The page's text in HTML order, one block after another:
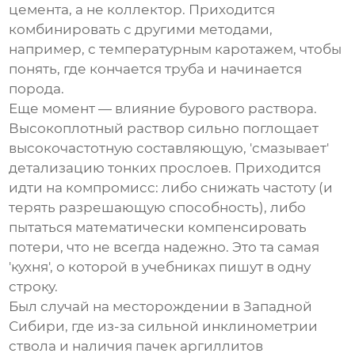
цемента, а не коллектор. Приходится
комбинировать с другими методами,
например, с температурным каротажем, чтобы
понять, где кончается труба и начинается
порода.
Еще момент — влияние бурового раствора.
Высокоплотный раствор сильно поглощает
высокочастотную составляющую, 'смазывает'
детализацию тонких прослоев. Приходится
идти на компромисс: либо снижать частоту (и
терять разрешающую способность), либо
пытаться математически компенсировать
потери, что не всегда надежно. Это та самая
'кухня', о которой в учебниках пишут в одну
строку.
Был случай на месторождении в Западной
Сибири, где из-за сильной инклинометрии
ствола и наличия пачек аргиллитов